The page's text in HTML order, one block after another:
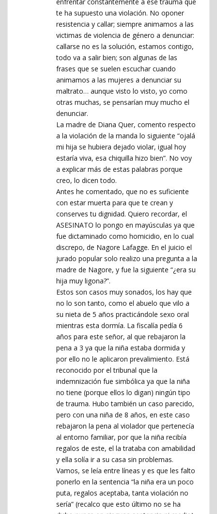
te ha supuesto una violación. No oponer
resistencia y callar; siempre animamos a las
victimas de violencia de género a denunciar:
callarse no es la solución, estamos contigo,
todo va a salir bien; son algunas de las
frases que se suelen escuchar cuando
animamos a las mujeres a denunciar su
maltrato… aunque visto lo visto, yo como
otras muchas, se pensarían muy mucho el
denunciar.
La madre de Diana Quer, comento respecto
a la violación de la manda lo siguiente “ojalá
mi hija se hubiera dejado violar, igual hoy
estaría viva, esa chiquilla hizo bien”. No voy
a explicar más de estas palabras porque
creo, lo dicen todo.
Antes he comentado, que no es suficiente
con estar muerta para que te crean y
conserves tu dignidad. Quiero recordar, el
ASESINATO lo pongo en mayúsculas ya que
fue dictaminado como homicidio, en lo cual
discrepo, de Nagore Lafagge. En el juicio el
jurado popular solo realizo una pregunta a la
madre de Nagore, y fue la siguiente “¿era su
hija muy ligona?”.
Estos son casos muy sonados, los hay que
no lo son tanto, como el abuelo que vilo a
su nieta de 5 años practicándole sexo oral
mientras esta dormía. La fiscalía pedía 6
años para este señor, al que rebajaron la
pena a 3 ya que la niña estaba dormida y
por ello no le aplicaron prevalimiento. Está
reconocido por el tribunal que la
indemnización fue simbólica ya que la niña
no tiene (porque ellos lo digan) ningún tipo
de trauma. Hubo también un caso parecido,
pero con una niña de 8 años, en este caso
rebajaron la pena al violador que pertenecía
al entorno familiar, por que la niña recibía
regalos de este, el la trataba con amabilidad
y ella solía ir a su casa sin problemas.
Vamos, se leía entre líneas y es que les falto
ponerlo en la sentencia “la niña era un poco
puta, regalos aceptaba, tanta violación no
sería” (recalco que esto último no se ha